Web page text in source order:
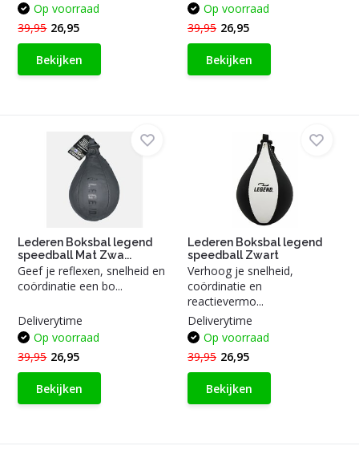
Op voorraad
39,95 26,95
Bekijken
Op voorraad
39,95 26,95
Bekijken
Lederen Boksbal legend
speedball Mat Zwa...
Geef je reflexen, snelheid en
coördinatie een bo...
Deliverytime
Op voorraad
39,95 26,95
Bekijken
Lederen Boksbal legend
speedball Zwart
Verhoog je snelheid,
coördinatie en
reactievermo...
Deliverytime
Op voorraad
39,95 26,95
Bekijken